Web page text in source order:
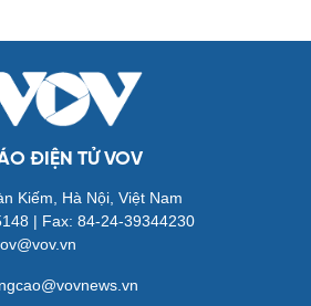
Làm đẹp - giảm cân
Ăn sạch sống khỏe
Văn hóa
Âm nhạc
ĐIỆN TỬ VOV
Kiếm, Hà Nội, Việt Nam
| Fax: 84-24-39344230